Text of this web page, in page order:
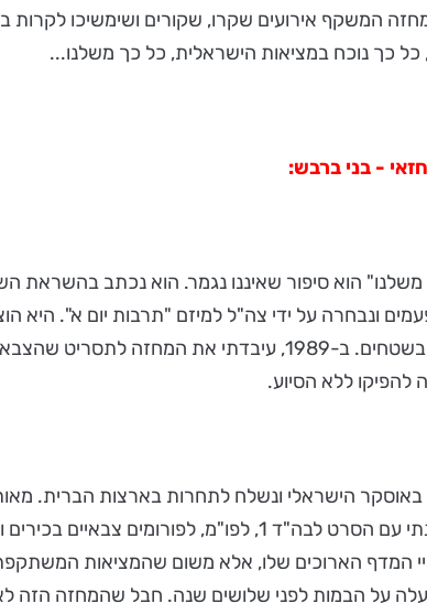
מחזה המשקף אירועים שקרו, שקורים ושימשיכו
כך נוכח במציאות הישראלית, כל כך משלנו...
- בני ברבש:
ונבחרה על ידי צה"ל למיזם "תרבות יום א". היא
חדשות בנוגע לפעילות צה"ל בשטחים. ב-1989,
להפיקו ללא הסיוע.
הישראלי ונשלח לתחרות בארצות הברית. מאות
השנויות במחלוקת. אני הוזמנתי עם הסרט
המדף הארוכים שלו, אלא משום שהמציאות
על הבמות לפני שלושים שנה. חבל שהמחזה הזה לא